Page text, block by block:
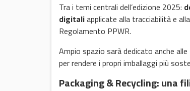
Tra i temi centrali dell’edizione 2025:
digitaliapplicate alla tracciabilità e
Regolamento PPWR.
Ampio spazio sarà dedicato anche alle
per rendere i propri imballaggi più
Packaging & Recycling: una